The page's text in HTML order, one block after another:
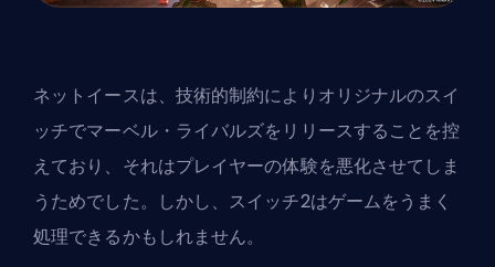
ネットイースは、技術的制約によりオリジナルのスイ
ッチでマーベル・ライバルズをリリースすることを控
えており、それはプレイヤーの体験を悪化させてしま
うためでした。しかし、スイッチ2はゲームをうまく
処理できるかもしれません。